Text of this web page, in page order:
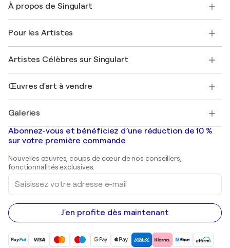
Expédition
Offrir une carte cadeau
Rejoignez notre programme commercial
Mon compte
+33 1 76 44 06 42
À propos de Singulart
FAQ
Magazine Singulart
Emplois
Découvrez une sélection d'art original
Pour les Artistes
Se connecter en tant qu'Artiste
Artistes Célèbres sur Singulart
Marc Chagall
Banksy
Mr. Brainwash
Shepard Fairey
Œuvres d'art à vendre
Tableaux abstraits à vendre
Peintures de paysage
Estampes
Peintures acryliques
Galeries
Galeries d'art en France
Galeries d'art en Belgique
Abonnez-vous et bénéficiez d’une réduction de 10 %
sur votre première commande
Nouvelles œuvres, coups de cœur de nos conseillers,
fonctionnalités exclusives.
Saisissez
votre
adresse
e-
mail
J'en profite dès maintenant